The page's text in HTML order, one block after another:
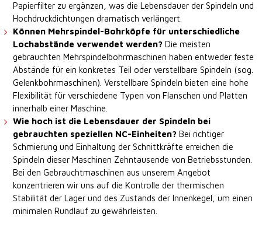
Papierfilter zu ergänzen, was die Lebensdauer der Spindeln und
Hochdruckdichtungen dramatisch verlängert.
Können Mehrspindel-Bohrköpfe für unterschiedliche
Lochabstände verwendet werden? Die meisten
gebrauchten Mehrspindelbohrmaschinen haben entweder feste
Abstände für ein konkretes Teil oder verstellbare Spindeln (sog.
Gelenkbohrmaschinen). Verstellbare Spindeln bieten eine hohe
Flexibilität für verschiedene Typen von Flanschen und Platten
innerhalb einer Maschine.
Wie hoch ist die Lebensdauer der Spindeln bei
gebrauchten speziellen NC-Einheiten? Bei richtiger
Schmierung und Einhaltung der Schnittkräfte erreichen die
Spindeln dieser Maschinen Zehntausende von Betriebsstunden.
Bei den Gebrauchtmaschinen aus unserem Angebot
konzentrieren wir uns auf die Kontrolle der thermischen
Stabilität der Lager und des Zustands der Innenkegel, um einen
minimalen Rundlauf zu gewährleisten.